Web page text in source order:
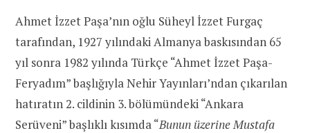
Ahmet İzzet Paşa’nın oğlu Süheyl İzzet Furgaç
tarafından, 1927 yılındaki Almanya baskısından 65
yıl sonra 1982 yılında Türkçe “Ahmet İzzet Paşa-
Feryadım” başlığıyla Nehir Yayınları’ndan çıkarılan
hatıratın 2. cildinin 3. bölümündeki “Ankara
Serüveni” başlıklı kısımda “Bunun üzerine Mustafa